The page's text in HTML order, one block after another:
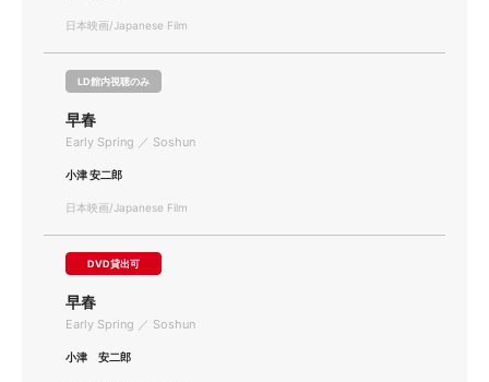
日本映画/Japanese Film
LD館内視聴のみ
早春
Early Spring ／ Soshun
小津 安二郎
日本映画/Japanese Film
DVD貸出可
早春
Early Spring ／ Soshun
小津 安二郎